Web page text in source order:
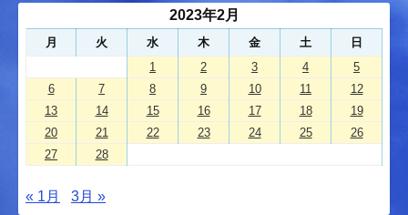
2023年2月
月 火 水 木 金 土
日
1
2 3 4
5
6
7 8 9 10 11
12
13
14 15 16 17 18
19
20
21 22 23 24 25
26
27
28
« 1月 3月 »